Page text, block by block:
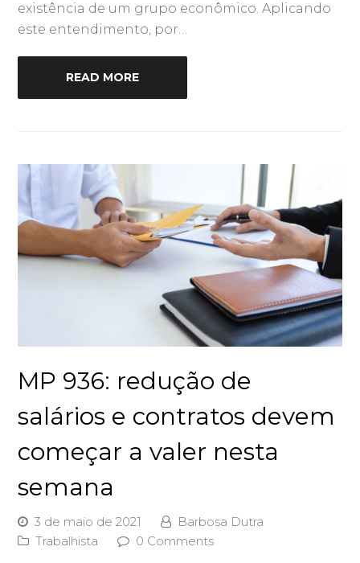
existência de um grupo econômico. Aplicando
este entendimento, por…
READ MORE
MP 936: redução de
salários e contratos devem
começar a valer nesta
semana
3 de maio de 2021
Barbosa Dutra
Trabalhista
0 Comments